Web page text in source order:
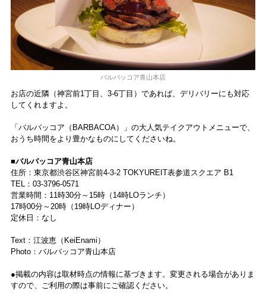
バルバッコア青山本店
お店の近隣（神宮前1丁目、3-6丁目）であれば、デリバリーにも対応
してくれますよ。
「バルバッコア（BARBACOA）」の大人気テイクアウトメニューで、
おうち時間をより豊かなものにしてくださいね。
■バルバッコア青山本店
住所：東京都渋谷区神宮前4-3-2 TOKYUREIT表参道スクエア B1
TEL：03-3796-0571
営業時間：11時30分～15時（14時LOランチ）
17時00分～20時（19時LOディナー）
定休日：なし
Text：江波恵（KeiEnami）
Photo：バルバッコア青山本店
●掲載の内容は取材時点の情報に基づきます。変更される場合がありま
すので、ご利用の際は事前にご確認ください。